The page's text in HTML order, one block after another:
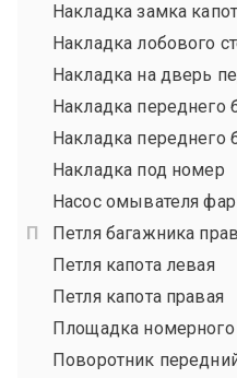
Накладка замка
Накладка лобового
Накладка на дверь
Накладка переднего
Накладка переднего
Накладка под номер
Насос омывателя фар
Петля багажника
Петля капота левая
Петля капота правая
Площадка номерного
Поворотник